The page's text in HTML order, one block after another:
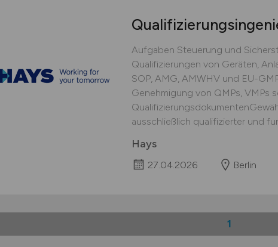
Aufgaben Steuerung und
Qualifizierungen von Geräten,
SOP, AMG, AMWHV und EU-
Genehmigung von QMPs, VMPs
ausschließlich qualifizierter und
Hays
27.04.2026 Berlin
1